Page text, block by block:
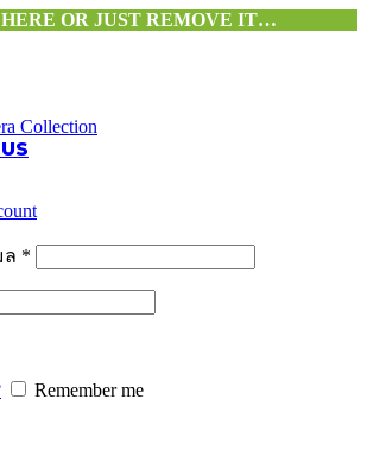
OR JUST REMOVE IT…
Collection
ล *
Remember me